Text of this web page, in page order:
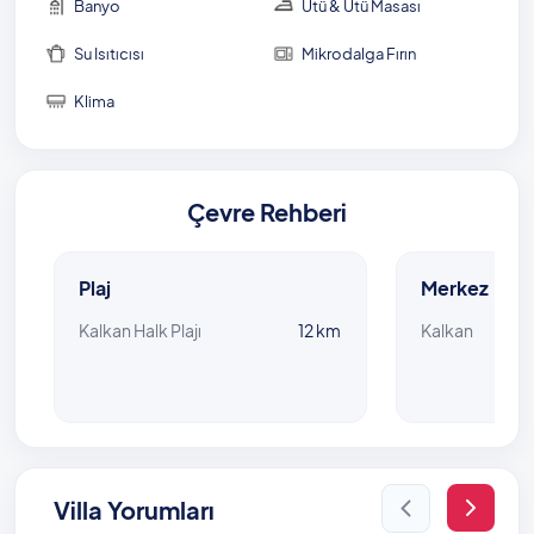
Kapalı Havuz Ölçüleri: 3,50 m x 7 m x 1.35 m
Banyo Ütü & Ütü Masası
Su Isıtıcısı Mikrodalga Fırın
Klima
Çevre Rehberi
Plaj
Kalkan Halk Plajı 12 km
Merkez
Kalkan
Villa Yorumları